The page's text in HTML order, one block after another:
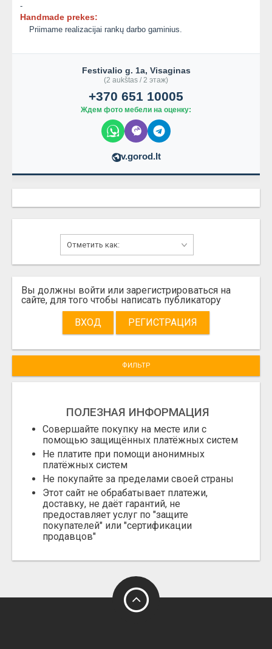
-
Handmade prekes:
Priimame realizacijai rankų darbo gaminius.
Festivalio g. 1a, Visaginas
(2 aukštas / 2 этаж)
+370 651 10005
Ждем фото мебели на оценку:
v.gorod.lt
Вы должны войти или зарегистрироваться на
сайте, для того чтобы написать публикатору
ВХОД
РЕГИСТРАЦИЯ
ФИЛЬТР
ПОЛЕЗНАЯ ИНФОРМАЦИЯ
Совершайте покупку на месте или с
помощью защищённых платёжных систем
Не платите при помощи анонимных
платёжных систем
Не покупайте за пределами своей страны
Этот сайт не обрабатывает платежи,
доставку, не даёт гарантий, не
предоставляет услуг по "защите
покупателей" или "сертификации
продавцов"